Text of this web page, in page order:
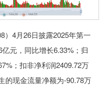
4月26日披露2025年第一
元，同比增长6.33%；归
；扣非净利润2409.72万
的现金流量净额为-90.78万